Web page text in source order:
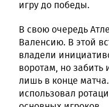
игру до победы.
В свою очередь
Валенсию. В этой
владели
воротам, но забить
лишь в конце
использовал